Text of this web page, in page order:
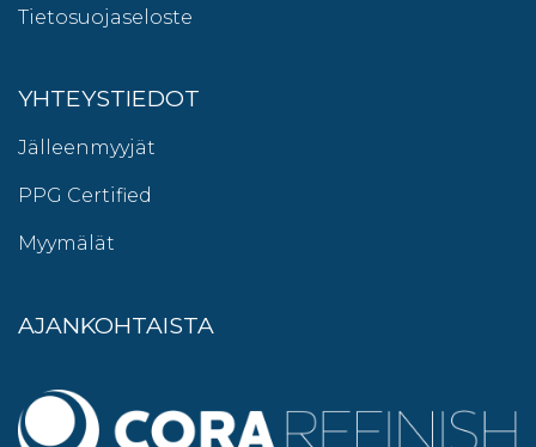
Tietosuojaseloste
YHTEYSTIEDOT
Jälleenmyyjät
PPG Certified
Myymälät
AJANKOHTAISTA